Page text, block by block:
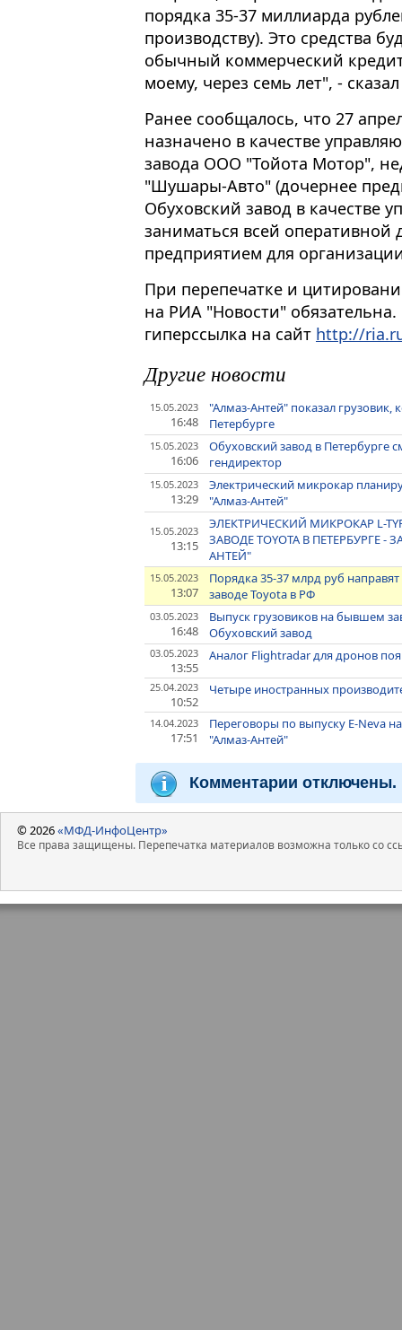
порядка 35-37 миллиарда
производству). Это средства
обычный коммерческий
моему, через семь лет", -
Ранее сообщалось, что 27
назначено в качестве
завода ООО "Тойота Мотор",
"Шушары-Авто" (дочернее
Обуховский завод в качестве
заниматься всей
предприятием для
При перепечатке и
на РИА "Новости"
гиперссылка на сайт http://
Другие новости
15.05.2023
16:48
"Алмаз-Антей" показал
Петербурге
15.05.2023
16:06
Обуховский завод в Петербурге
гендиректор
15.05.2023
13:29
Электрический микрокар
"Алмаз-Антей"
15.05.2023
13:15
ЭЛЕКТРИЧЕСКИЙ МИКРОКАР L-
ЗАВОДЕ TOYOTA В ПЕТЕРБУРГЕ
АНТЕЙ"
15.05.2023
13:07
Порядка 35-37 млрд руб
заводе Toyota в РФ
03.05.2023
16:48
Выпуск грузовиков на бывшем
Обуховский завод
03.05.2023
13:55
Аналог Flightradar для дронов
25.04.2023
10:52
Четыре иностранных
14.04.2023
17:51
Переговоры по выпуску E-Neva
"Алмаз-Антей"
Комментарии отключены.
© 2026«МФД-ИнфоЦентр»
Все права защищены. Перепечатка материалов возможна только со